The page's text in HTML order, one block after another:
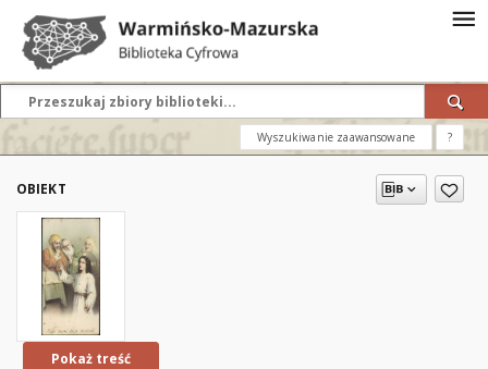
Wyszukiwanie zaawansowane ?
OBIEKT
Pokaż treść